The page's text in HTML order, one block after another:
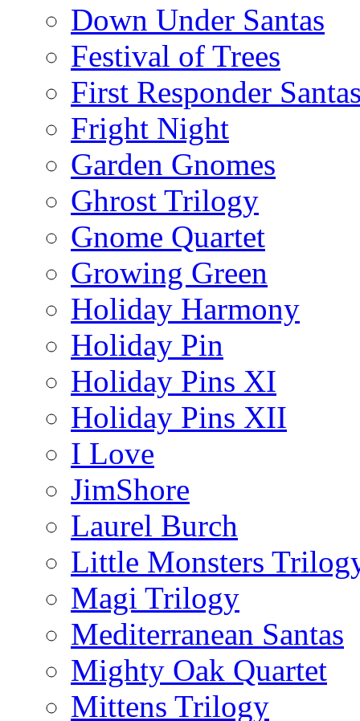
Down Under Santas
Festival of Trees
First Responder
Fright Night
Garden Gnomes
Ghrost Trilogy
Gnome Quartet
Growing Green
Holiday Harmony
Holiday Pin
Holiday Pins XI
Holiday Pins XII
I Love
JimShore
Laurel Burch
Little Monsters
Magi Trilogy
Mediterranean Santas
Mighty Oak Quartet
Mittens Trilogy